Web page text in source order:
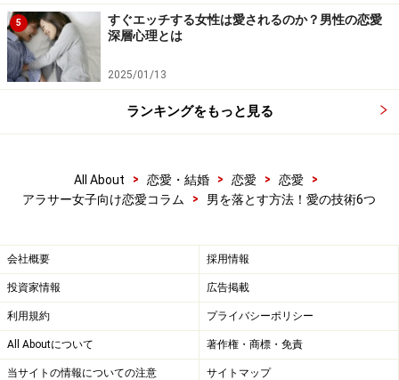
を習えば磨けるものではない。男を落とすために重要
な“中身”とは、ずばり、「男心を知る能力」であり、
「男を受け入れる能力」、ひいては、「男を許す能力」
だという。
ミュージシャンのチャラさんにお会いした時、この「男
って身勝手だなぁって思うけど、そこが可愛いと思えば
いいじゃん！（笑）」と心からいえる女になりたいも
（6）駆け引き
駆け引きなんてしたくないし、駆け引きしても意味がな
いと思っていたけれど……。「上手に恋愛まで持ち込めな
い女」「都合のいい女になってしまう女性」はたいてい
5
すぐエッチする女性は愛されるのか？男性の恋愛
深層心理とは
2025/01/13
ランキングをもっと見る
All About > 恋愛・結婚 > 恋愛 > 恋愛
>
アラサー女子向け恋愛コラム
> 男を落とす方法！愛の技術6つ
会社概要 採用情報
投資家情報 広告掲載
利用規約 プライバシーポリシー
All Aboutについて 著作権・商標・免責
当サイトの情報についての注意 サイトマップ